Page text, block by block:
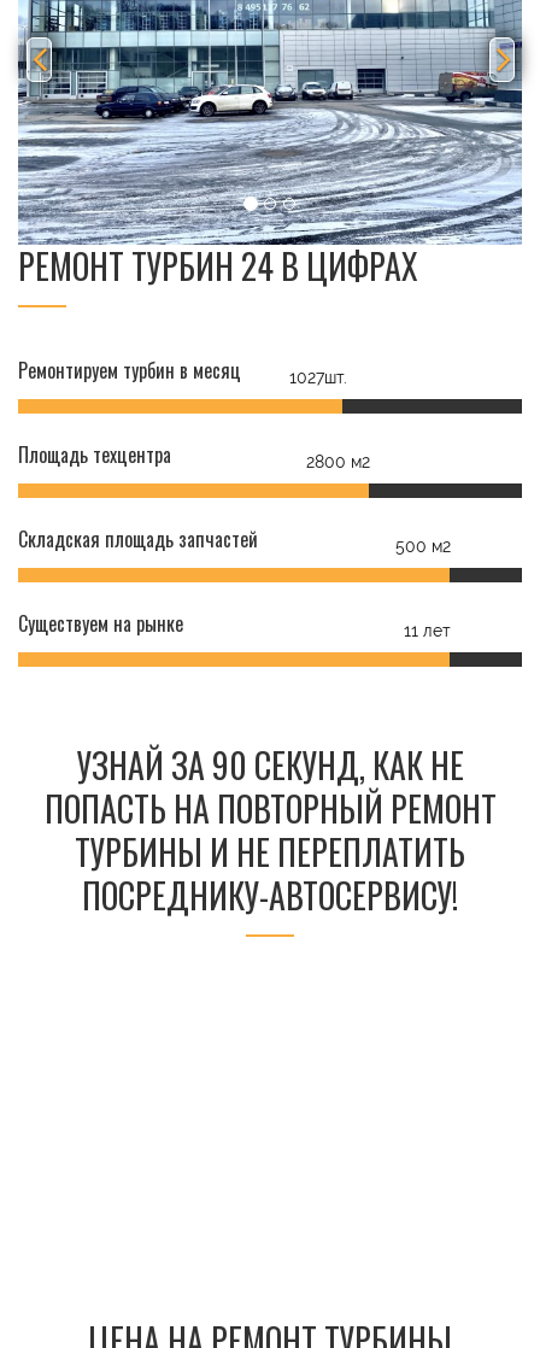
РЕМОНТ ТУРБИН 24 В ЦИФРАХ
Ремонтируем турбин в месяц 1027шт.
Площадь техцентра 2800 м2
Складская площадь запчастей 500 м2
Существуем на рынке 11 лет
УЗНАЙ ЗА 90 СЕКУНД, КАК НЕ
ПОПАСТЬ НА ПОВТОРНЫЙ РЕМОНТ
ТУРБИНЫ И НЕ ПЕРЕПЛАТИТЬ
ПОСРЕДНИКУ-АВТОСЕРВИСУ!